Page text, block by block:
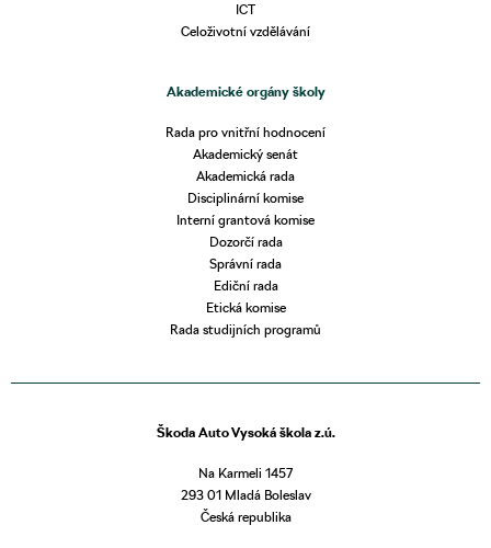
ICT
Celoživotní vzdělávání
Akademické orgány školy
Rada pro vnitřní hodnocení
Akademický senát
Akademická rada
Disciplinární komise
Interní grantová komise
Dozorčí rada
Správní rada
Ediční rada
Etická komise
Rada studijních programů
Škoda Auto Vysoká škola z.ú.
Na Karmeli 1457
293 01 Mladá Boleslav
Česká republika